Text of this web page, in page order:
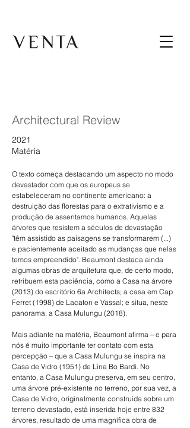
Architectural Review
2021
Matéria
O texto começa destacando um aspecto no modo
devastador com que os europeus se
estabeleceram no continente americano: a
destruição das florestas para o extrativismo e a
produção de assentamos humanos. Aquelas
árvores que resistem a séculos de devastação
"têm assistido as paisagens se transformarem (...)
e pacientemente aceitado as mudanças que nelas
temos empreendido". Beaumont destaca ainda
algumas obras de arquitetura que, de certo modo,
retribuem esta paciência, como a Casa na árvore
(2013) do escritório 6a Architects; a casa em Cap
Ferret (1998) de Lacaton e Vassal; e situa, neste
panorama, a Casa Mulungu (2018).
Mais adiante na matéria, Beaumont afirma – e para
nós é muito importante ter contato com esta
percepção – que a Casa Mulungu se inspira na
Casa de Vidro (1951) de Lina Bo Bardi. No
entanto, a Casa Mulungu preserva, em seu centro,
uma árvore pré-existente no terreno, por sua vez, a
Casa de Vidro, originalmente construída sobre um
terreno devastado, está inserida hoje entre 832
árvores, resultado de uma magnífica obra de